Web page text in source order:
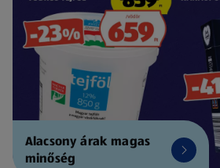
Alacsony árak magas
minőség